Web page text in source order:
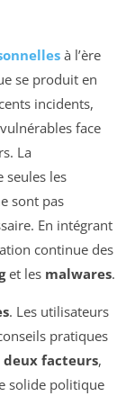
à l’ère
se produit en
incidents,
face
La
seules les
sont pas
En intégrant
continue des
et les malwares.
. Les utilisateurs
pratiques
facteurs,
solide politique